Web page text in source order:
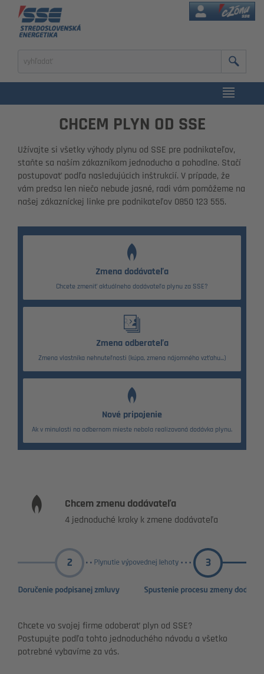
eZóna
Zadajte
výraz
CHCEM PLYN OD SSE
Užívajte si všetky výhody plynu od SSE pre podnikateľov,
staňte sa naším zákazníkom jednoducho a pohodlne. Stačí
postupovať podľa nasledujúcich inštrukcií. V prípade, že
vám predsa len niečo nebude jasné, radi vám pomôžeme na
našej zákazníckej linke pre podnikateľov 0850 123 555.
Zmena dodávateľa
Chcete zmeniť aktuálneho dodávateľa plynu za SSE?
Zmena odberateľa
Zmena vlastníka nehnuteľnosti (kúpa, zmena nájomného vzťahu...)
Nové pripojenie
Ak v minulosti na odbernom mieste nebola realizovaná dodávka plynu.
Chcem zmenu dodávateľa
4 jednoduché kroky k zmene dodávateľa
Chcete vo svojej firme odoberať plyn od SSE?
Postupujte podľa tohto jednoduchého návodu a všetko
potrebné vybavíme za vás.